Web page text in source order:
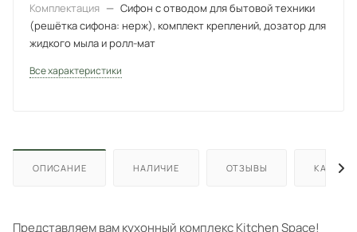
Комплектация — Сифон с отводом для бытовой техники
(решётка сифона: нерж), комплект креплений, дозатор для
жидкого мыла и ролл-мат
Все характеристики
ОПИСАНИЕ НАЛИЧИЕ ОТЗЫВЫ КАК
Представляем вам кухонный комплекс Kitchen Space!